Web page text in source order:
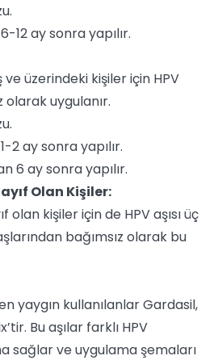
12 ay sonra yapılır.
ve üzerindeki kişiler için HPV
olarak uygulanır.
2 ay sonra yapılır.
6 ay sonra yapılır.
Olan Kişiler:
olan kişiler için de HPV aşısı üç
bağımsız olarak bu
yaygın kullanılanlar Gardasil,
Bu aşılar farklı HPV
sağlar ve uygulama şemaları